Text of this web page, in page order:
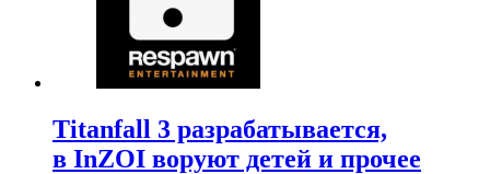
Titanfall 3 разрабатывается,
в InZOI воруют детей и прочее